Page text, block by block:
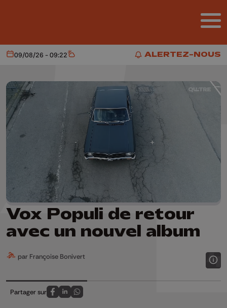
ALERTEZ-NOUS
ALERTEZ-NOUS
Aujourd'hui
09/08/26 - 09:22 Météo
Vox Populi de retour
avec un nouvel album
par Françoise Bonivert
Partager sur
Partagez sur FaceBook
Partagez sur LinkedIn
Partagez sur Whatsapp